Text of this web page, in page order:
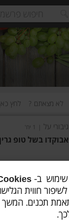
לא מצאתם ? לחץ כאן
גיבורי על 1 יח'
אבוקדו בשל טופ גרין
מחיר₪19.90
ב-
חווית
תכנים.